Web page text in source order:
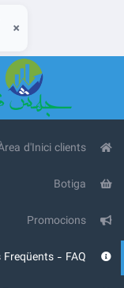
×
Àrea d'Inici clients
Promocions